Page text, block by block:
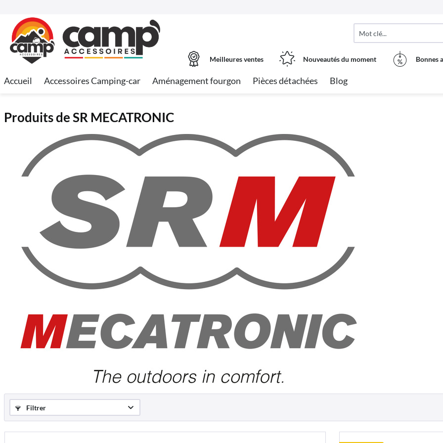
Meilleures ventes Nouveautés du moment Bonnes
Accueil Accessoires Camping-car Aménagement fourgon Pièces détachées Blog
Produits de SR MECATRONIC
Filtrer